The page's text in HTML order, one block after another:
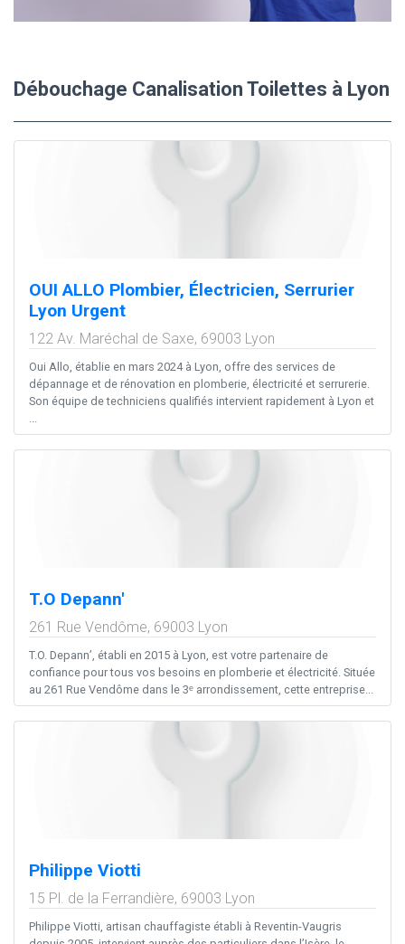
Débouchage Canalisation Toilettes à Lyon
OUI ALLO Plombier, Électricien, Serrurier
Lyon Urgent
122 Av. Maréchal de Saxe, 69003 Lyon
Oui Allo, établie en mars 2024 à Lyon, offre des services de
dépannage et de rénovation en plomberie, électricité et serrurerie.
Son équipe de techniciens qualifiés intervient rapidement à Lyon et
T.O Depann'
261 Rue Vendôme, 69003 Lyon
T.O. Depann’, établi en 2015 à Lyon, est votre partenaire de
confiance pour tous vos besoins en plomberie et électricité. Située
au 261 Rue Vendôme dans le 3ᵉ arrondissement, cette entreprise...
Philippe Viotti
15 Pl. de la Ferrandière, 69003 Lyon
Philippe Viotti, artisan chauffagiste établi à Reventin-Vaugris